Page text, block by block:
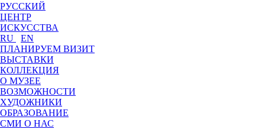
РУССКИЙ
ЦЕНТР
ИСКУССТВА
RU
EN
ПЛАНИРУЕМ ВИЗИТ
ВЫСТАВКИ
КОЛЛЕКЦИЯ
О МУЗЕЕ
ВОЗМОЖНОСТИ
ХУДОЖНИКИ
ОБРАЗОВАНИЕ
СМИ О НАС